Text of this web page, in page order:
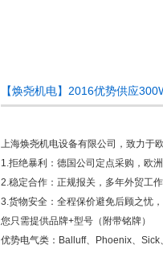
【焕尧机电】2016优势供应
上海焕尧机电设备有限公司，致力于
1.拒绝暴利：德国公司定点采购，欧
2.稳定合作：正规报关，多年外贸工
3.货物安全：全程保价避免后顾之忧
您只需提供品牌+型号（附带铭牌）
优势电气类：Balluff、